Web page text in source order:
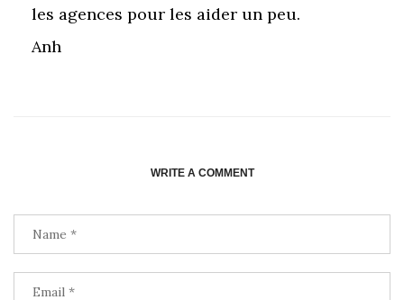
les agences pour les aider un peu.
Anh
WRITE A COMMENT